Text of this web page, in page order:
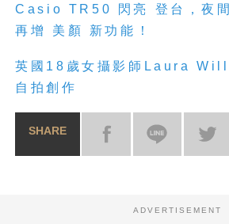
Casio TR50 閃亮 登台，夜間
再增 美顏 新功能！
英國18歲女攝影師Laura
自拍創作
SHARE
ADVERTISEMENT